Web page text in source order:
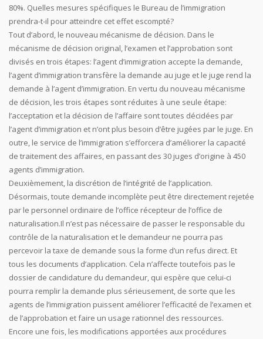
80%. Quelles mesures spécifiques le Bureau de l’immigration
prendra-t-il pour atteindre cet effet escompté?
Tout d’abord, le nouveau mécanisme de décision. Dans le
mécanisme de décision original, l’examen et l’approbation sont
divisés en trois étapes: l’agent d’immigration accepte la demande,
l’agent d’immigration transfère la demande au juge et le juge rend la
demande à l’agent d’immigration. En vertu du nouveau mécanisme
de décision, les trois étapes sont réduites à une seule étape:
l’acceptation et la décision de l’affaire sont toutes décidées par
l’agent d’immigration et n’ont plus besoin d’être jugées par le juge. En
outre, le service de l’immigration s’efforcera d’améliorer la capacité
de traitement des affaires, en passant des 30 juges d’origine à 450
agents d’immigration.
Deuxièmement, la discrétion de l’intégrité de l’application.
Désormais, toute demande incomplète peut être directement rejetée
par le personnel ordinaire de l’office récepteur de l’office de
naturalisation.Il n’est pas nécessaire de passer le responsable du
contrôle de la naturalisation et le demandeur ne pourra pas
percevoir la taxe de demande sous la forme d’un refus direct. Et
tous les documents d’application. Cela n’affecte toutefois pas le
dossier de candidature du demandeur, qui espère que celui-ci
pourra remplir la demande plus sérieusement, de sorte que les
agents de l’immigration puissent améliorer l’efficacité de l’examen et
de l’approbation et faire un usage rationnel des ressources.
Encore une fois, les modifications apportées aux procédures